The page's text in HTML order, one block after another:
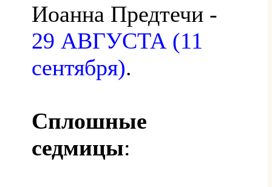
Иоанна Предтечи -
29 АВГУСТА (11
сентября).
Сплошные
седмицы: